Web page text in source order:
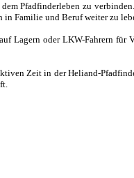
Pfadfinderleben zu
in Familie und Beruf weiter zu
Lagern oder LKW-Fahrern
Zeit in der Heliand-